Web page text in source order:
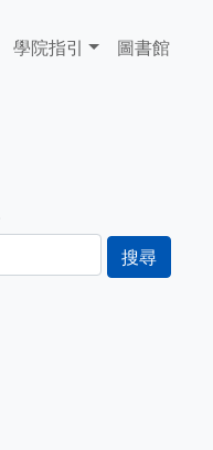
學院指引 圖書館